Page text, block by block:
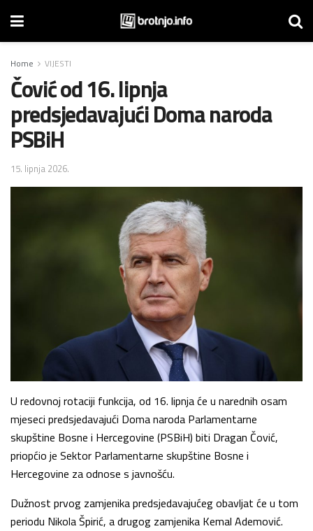
Home VIJESTI
Čović od 16. lipnja
predsjedavajući Doma naroda
PSBiH
15. lipnja 2026.
U redovnoj rotaciji funkcija, od 16. lipnja će u narednih osam
mjeseci predsjedavajući Doma naroda Parlamentarne
skupštine Bosne i Hercegovine (PSBiH) biti Dragan Čović,
priopćio je Sektor Parlamentarne skupštine Bosne i
Hercegovine za odnose s javnošću.
Dužnost prvog zamjenika predsjedavajućeg obavljat će u tom
periodu Nikola Špirić, a drugog zamjenika Kemal Ademović.